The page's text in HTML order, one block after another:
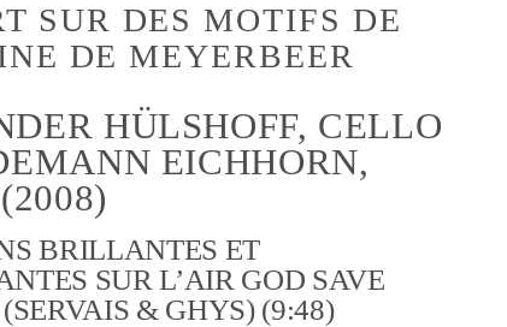
SUR DES MOTIFS DE
DE MEYERBEER
HÜLSHOFF, CELLO
EICHHORN,
BRILLANTES ET
SUR L’AIR GOD SAVE
& GHYS) (9:48)